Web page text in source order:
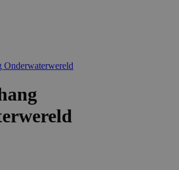
Onderwaterwereld